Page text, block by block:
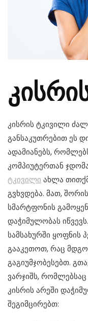
კისრის ტკივილი
განსაკუთრებით ეს
ადამიანებს,
კომპიუტერთან
ტკივილი ახლა
გვხვდება. მათ,
სმარტფონის
დაჭიმულობას
სამსახურში ყოფნის
გააკეთოთ, რაც
გაგიუმჯობესებთ.
ვარჯიშს,
კისრის არეში
შეგიმცირებთ: